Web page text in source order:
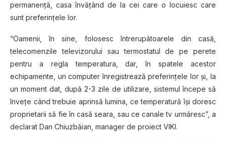
permanenţă, casa învăţând de la cei care o locuiesc care
sunt preferinţele lor.
“Oamenii, în sine, folosesc întrerupătoarele din casă,
telecomenzile televizorului sau termostatul de pe perete
pentru a regla temperatura, dar, în spatele acestor
echipamente, un computer înregistrează preferinţele lor şi, la
un moment dat, după 2-3 zile de utilizare, sistemul începe să
înveţe când trebuie aprinsă lumina, ce temperatură îşi doresc
proprietarii să fie în casă seara, sau ce canale tv urmăresc”, a
declarat Dan Chiuzbăian, manager de proiect VIKI.